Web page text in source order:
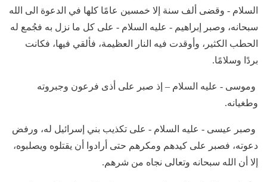
السلام - وقضى ألف سنة إلا خمسين عامًا كلها في الدعوة الى الله
سبحانه، وصبر إبراهيم - عليه السلام - على كل ما نزل به فجُمع له
الحطب الكثير، وأوقدت فيه النار العظيمة، فألقي فيها، فكانت
بردًا وسلامًا.
وموسى - عليه السلام – إذ صبر على أذى فرعون وجبروته
وطغيانه.
وصبر عيسى - عليه السلام - على تكذيب بني إسرائيل له، ورفض
دعوته، فصبر على كيدهم ومكرهم حتى أرادوا أن يقتلوه ويصلبوه،
إلا أن الله سبحانه وتعالى نجاه من شرهم.